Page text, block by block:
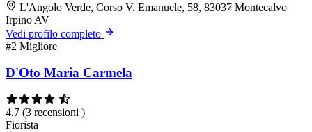
L'Angolo Verde, Corso V. Emanuele, 58, 83037 Montecalvo
Irpino AV
Vedi profilo completo
#2 Migliore
D'Oto Maria Carmela
4.7 (3 recensioni )
Fiorista